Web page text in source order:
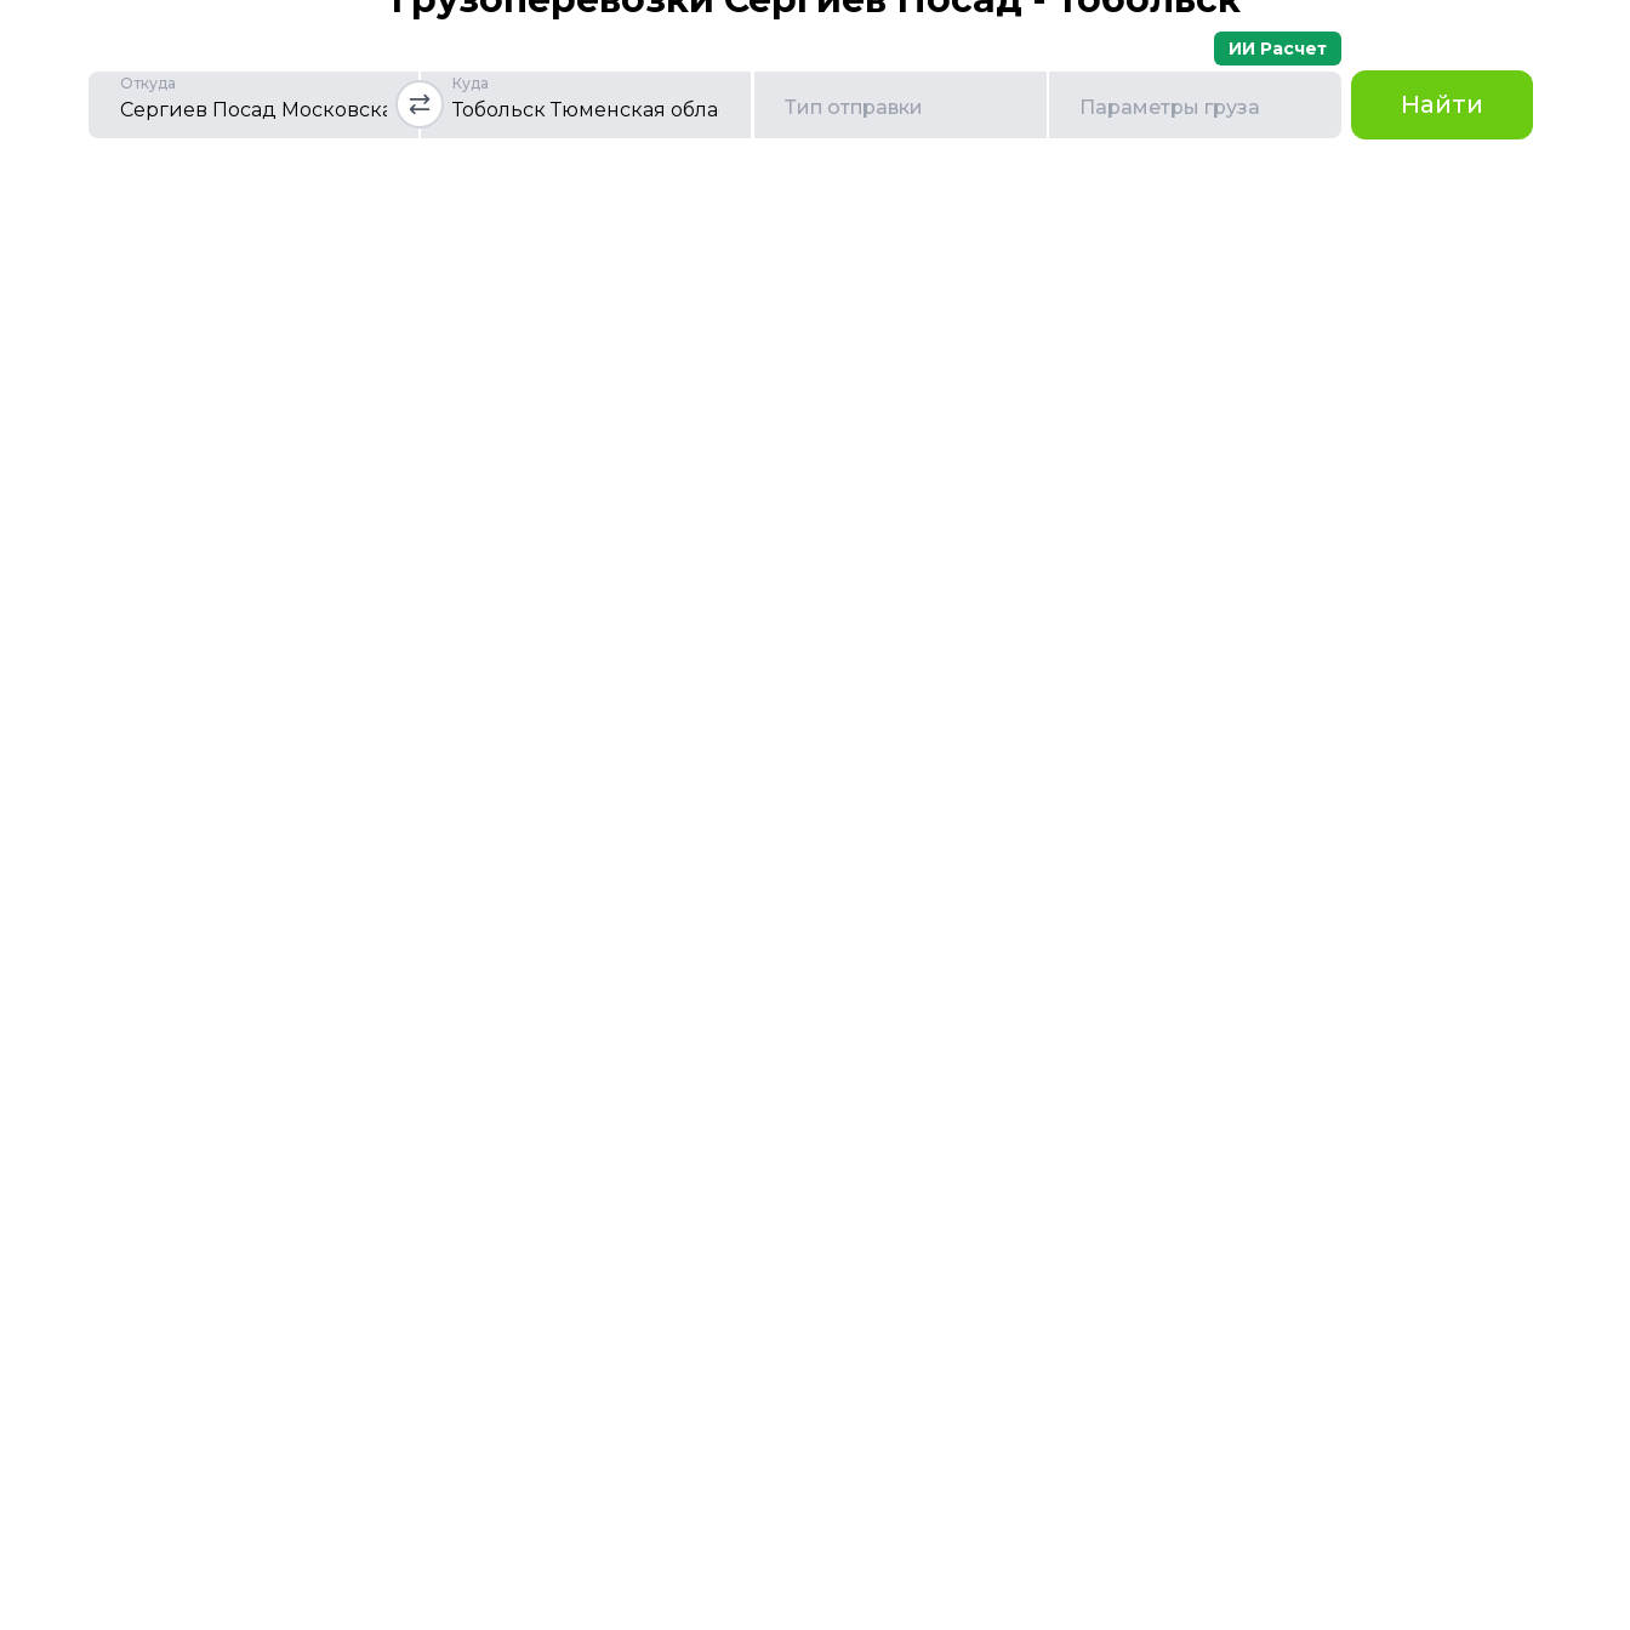
Откуда Куда
Тип отправки Параметры груза
ИИ Расчет
Найти